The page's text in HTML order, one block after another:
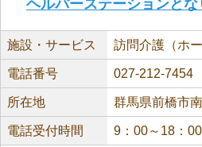
ヘルパーステーションとな
施設・サービス 訪問介護（ホ
電話番号 027-212-7454
所在地 群馬県前橋市
電話受付時間 9：00～18：00